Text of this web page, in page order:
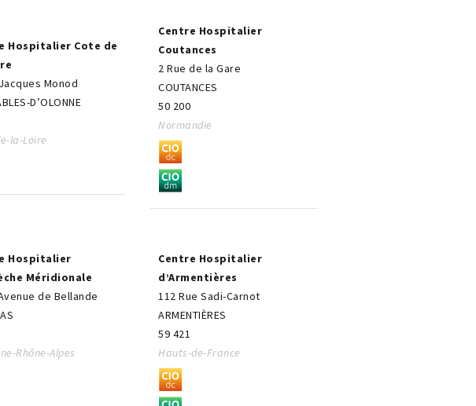
Hospitalier Cote de
Monod
D’OLONNE
la-Loire
Centre Hospitalier
Coutances
2 Rue de la Gare
COUTANCES
50 200
Normandie
Hospitalier
Méridionale
de Bellande
Rhône-Alpes
Centre Hospitalier
d’Armentières
112 Rue Sadi-Carnot
ARMENTIÈRES
59 421
Hauts-de-France